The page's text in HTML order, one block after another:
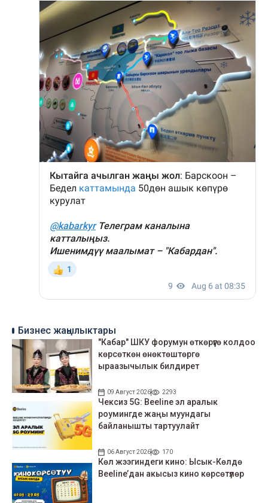
Бизнес жаңылыктары
"Кабар" ШКУ форумун өткөрүүгө колдоо
көрсөткөн өнөктөштөргө
ыраазычылык билдирет
09 Август 2026 2293
Чексиз 5G: Beeline эл аралык
роумингде жаңы муундагы
байланышты тартуулайт
06 Август 2026 170
Көл жээгиндеги кино: Ысык-Көлдө
Beeline’дан акысыз кино көрсөтүлөр